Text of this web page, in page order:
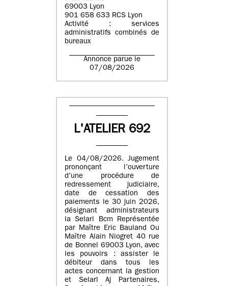
69003 Lyon
901 658 633 RCS Lyon
Activité : services
administratifs combinés de
bureaux
Annonce parue le
07/08/2026
L'ATELIER 692
Le 04/08/2026. Jugement
prononçant l’ouverture
d’une procédure de
redressement judiciaire,
date de cessation des
paiements le 30 juin 2026,
désignant administrateurs
la Selarl Bcm Représentée
par Maître Eric Bauland Ou
Maître Alain Niogret 40 rue
de Bonnel 69003 Lyon, avec
les pouvoirs : assister le
débiteur dans tous les
actes concernant la gestion
et Selarl Aj Partenaires,